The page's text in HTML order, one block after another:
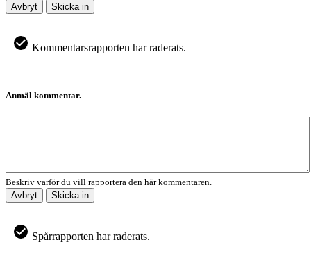
Avbryt
Skicka in
Kommentarsrapporten har raderats.
Anmäl kommentar.
Beskriv varför du vill rapportera den här kommentaren.
Avbryt
Skicka in
Spårrapporten har raderats.